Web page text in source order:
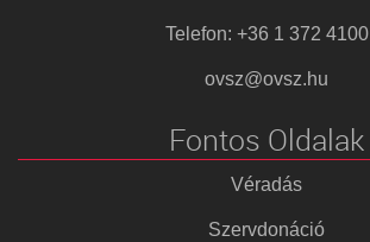
Telefon: +36 1 372 4100
ovsz@ovsz.hu
Fontos Oldalak
Véradás
Szervdonáció